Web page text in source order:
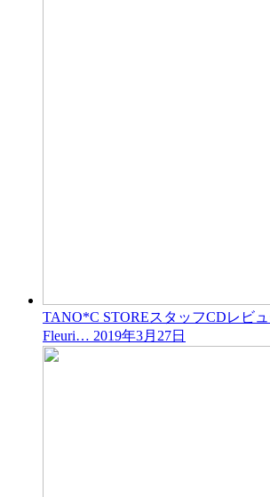
TANO*C STOREスタッフCDレビュ
Fleuri… 2019年3月27日